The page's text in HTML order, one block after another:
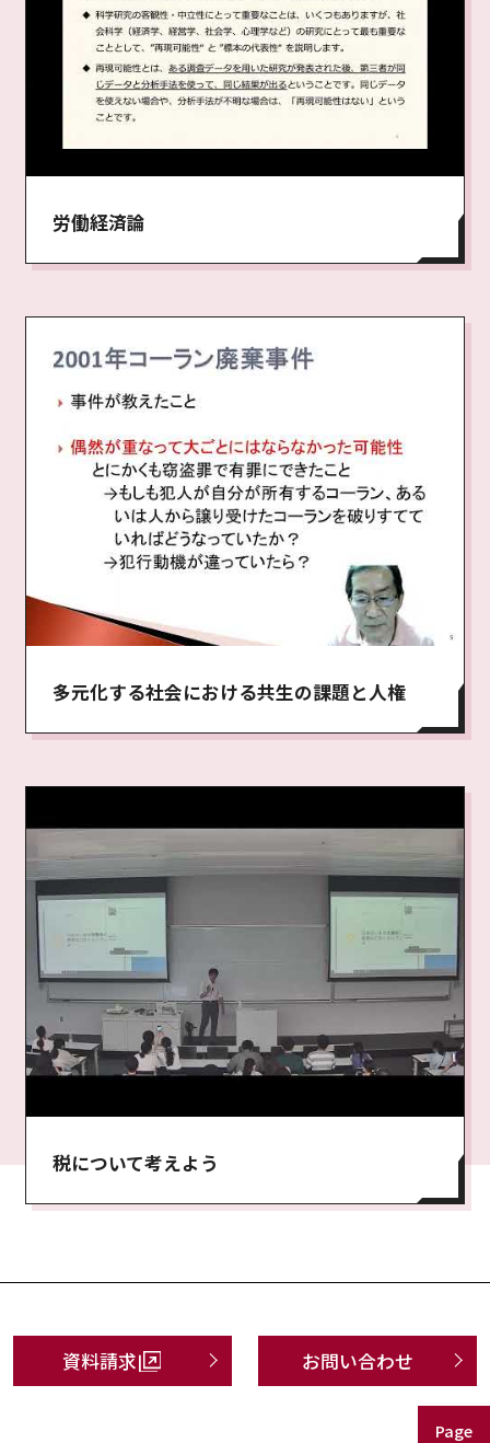
労働経済論
多元化する社会における共生の課題と人権
税について考えよう
資料請求 お問い合わせ
Page